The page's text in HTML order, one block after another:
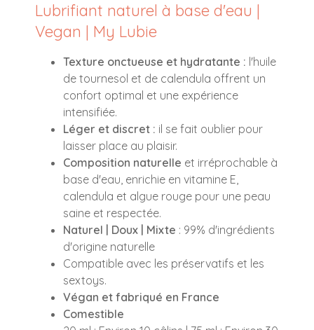
Lubrifiant naturel à base d'eau |
Vegan | My Lubie
Texture onctueuse et hydratante : l'huile
de tournesol et de calendula offrent un
confort optimal et une expérience
intensifiée.
Léger et discret : il se fait oublier pour
laisser place au plaisir.
Composition naturelle et irréprochable à
base d'eau, enrichie en vitamine E,
calendula et algue rouge pour une peau
saine et respectée.
Naturel | Doux | Mixte : 99% d'ingrédients
d'origine naturelle
Compatible avec les préservatifs et les
sextoys.
Végan et fabriqué en France
Comestible